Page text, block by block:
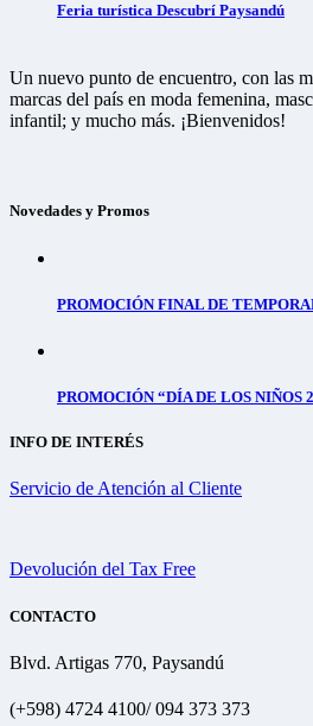
Feria turística Descubrí Paysandú
Un nuevo punto de encuentro, con las
marcas del país en moda femenina,
infantil; y mucho más. ¡Bienvenidos!
Novedades y Promos
PROMOCIÓN FINAL DE
PROMOCIÓN “DÍA DE LOS NIÑOS
INFO DE INTERÉS
Servicio de Atención al Cliente
Devolución del Tax Free
CONTACTO
Blvd. Artigas 770, Paysandú
(+598) 4724 4100/ 094 373 373